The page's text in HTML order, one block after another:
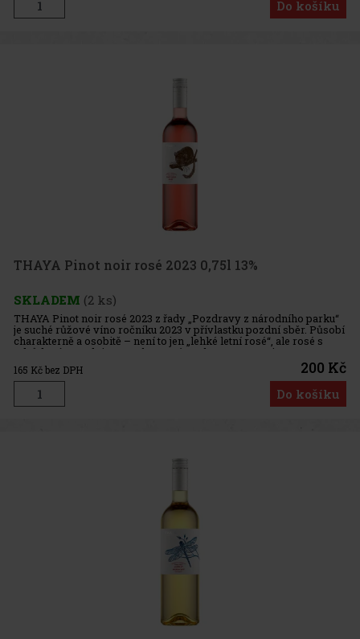
Do košíku
THAYA Pinot noir rosé 2023 0,75l 13%
SKLADEM (2 ks)
THAYA Pinot noir rosé 2023 z řady „Pozdravy z národního parku“
je suché růžové víno ročníku 2023 v přívlastku pozdní sběr. Působí
charakterně a osobitě – není to jen „lehké letní rosé“, ale rosé s
odrůdovým podpisem a elegantní strukturou. Barva je
165 Kč bez DPH 200 Kč
Do košíku